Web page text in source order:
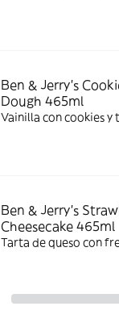
Ben & Jerry’s
Dough 465ml
Vainilla con cookies
Ben & Jerry’s
Cheesecake 465ml
Tarta de queso con